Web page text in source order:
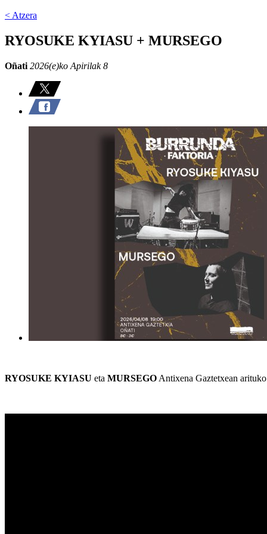
< Atzera
RYOSUKE KYIASU + MURSEGO
Oñati 2026(e)ko Apirilak 8
RYOSUKE KYIASU eta MURSEGO Antixena Gaztetxean